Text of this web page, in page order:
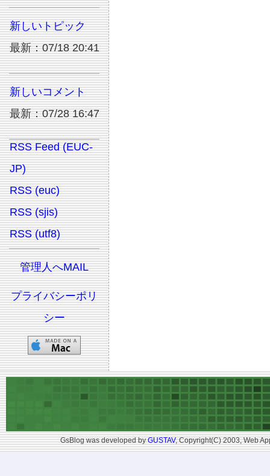
新しいトピック
最新：07/18 20:41
新しいコメント
最新：07/28 16:47
RSS Feed (EUC-
JP)
RSS (euc)
RSS (sjis)
RSS (utf8)
管理人へMAIL
プライバシーポリ
シー
GsBlog was developed byGUSTAV, Copyright(C) 2003, Web